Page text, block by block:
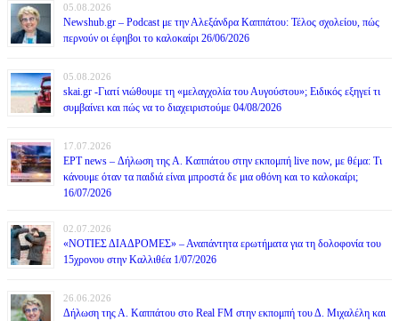
05.08.2026
Newshub.gr – Podcast με την Αλεξάνδρα Καππάτου: Τέλος σχολείου, πώς
περνούν οι έφηβοι το καλοκαίρι 26/06/2026
05.08.2026
skai.gr -Γιατί νιώθουμε τη «μελαγχολία του Αυγούστου»; Ειδικός εξηγεί τι
συμβαίνει και πώς να το διαχειριστούμε 04/08/2026
17.07.2026
ΕΡΤ news – Δήλωση της Α. Καππάτου στην εκπομπή live now, με θέμα: Τι
κάνουμε όταν τα παιδιά είναι μπροστά δε μια οθόνη και το καλοκαίρι;
16/07/2026
02.07.2026
«ΝΟΤΙΕΣ ΔΙΑΔΡΟΜΕΣ» – Αναπάντητα ερωτήματα για τη δολοφονία του
15χρονου στην Καλλιθέα 1/07/2026
26.06.2026
Δήλωση της Α. Καππάτου στο Real FM στην εκπομπή του Δ. Μιχαλέλη και